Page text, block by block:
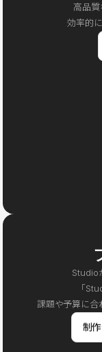
高品質
効率的に
Studio
「
課題や予算に合
制